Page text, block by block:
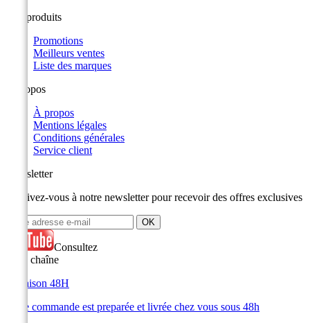
Nos produits
Promotions
Meilleurs ventes
Liste des marques
A propos
À propos
Mentions légales
Conditions générales
Service client
Newsletter
Inscrivez-vous à notre newsletter pour recevoir des offres exclusives
Consultez
notre chaîne
Livraison 48H
Votre commande est preparée et livrée chez vous sous 48h